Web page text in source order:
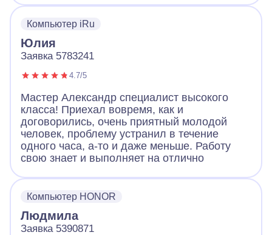
приехал специально, чтобы установить.
Компьютер iRu
Юлия
Заявка 5783241
4.7/5
Мастер Александр специалист высокого
класса! Приехал вовремя, как и
договорились, очень приятный молодой
человек, проблему устранил в течение
одного часа, а-то и даже меньше. Работу
свою знает и выполняет на отлично
Компьютер HONOR
Людмила
Заявка 5390871